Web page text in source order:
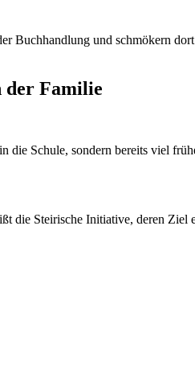
Buchhandlung und schmökern
der Familie
die Schule, sondern bereits viel
die Steirische Initiative, deren Ziel